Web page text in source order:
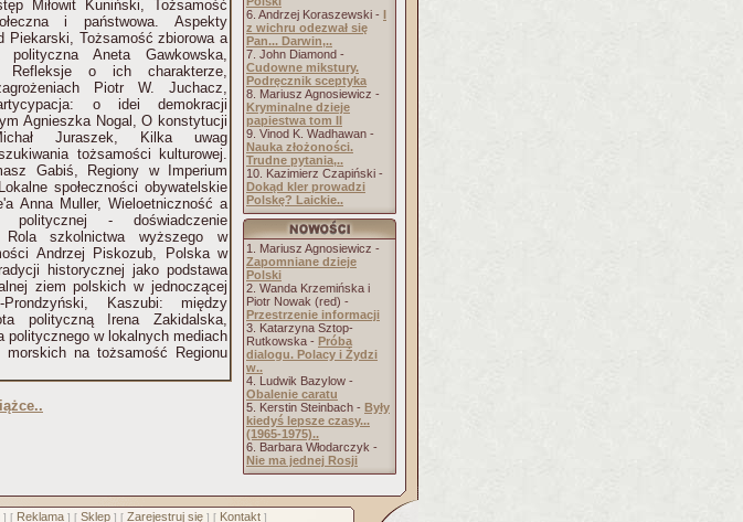
i państwowa. Aspekty
Gawkowska,
Refleksje o ich charakterze,
W. Juchacz,
o idei demokracji
tożsamości kulturowej.
a
politycznej - doświadczenie
w
historycznej jako podstawa
ziem polskich w jednoczącej
Irena Zakidalska,
politycznego w lokalnych mediach
morskich na tożsamość Regionu
6. Andrzej Koraszewski - I
z wichru odezwał się
Pan... Darwin,..
7. John Diamond -
Cudowne mikstury.
Podręcznik sceptyka
8. Mariusz Agnosiewicz -
Kryminalne dzieje
papiestwa tom II
9. Vinod K. Wadhawan -
Nauka złożoności.
Trudne pytania,..
10. Kazimierz Czapiński -
Dokąd kler prowadzi
Polskę? Laickie..
1. Mariusz Agnosiewicz -
Zapomniane dzieje
Polski
2. Wanda Krzemińska i
Piotr Nowak (red) -
Przestrzenie informacji
3. Katarzyna Sztop-
Rutkowska - Próba
dialogu. Polacy i Żydzi
w..
4. Ludwik Bazylow -
Obalenie caratu
5. Kerstin Steinbach - Były
kiedyś lepsze czasy...
(1965-1975)..
6. Barbara Włodarczyk -
Nie ma jednej Rosji
] [ Reklama] [ Sklep] [ Zarejestruj się] [ Kontakt]